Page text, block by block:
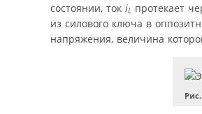
состоянии, ток iL протекает
из силового ключа в
напряжения, величина